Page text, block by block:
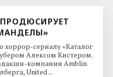
сериалу «Каталог
Алексом Кистером.
компании Amblin
United ...